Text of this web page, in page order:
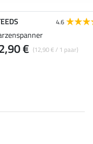
4.6
(12,90 € / 1 paar)
€